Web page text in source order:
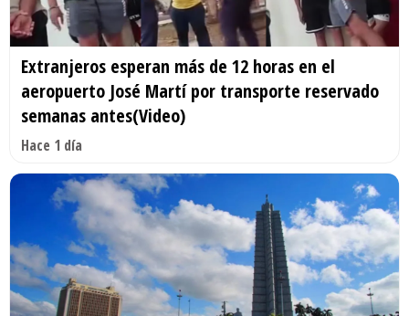
Extranjeros esperan más de 12 horas en el
aeropuerto José Martí por transporte reservado
semanas antes(Video)
Hace 1 día